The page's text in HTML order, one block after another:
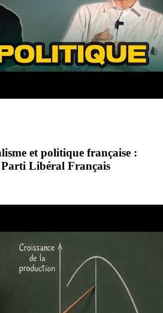
et politique française :
Libéral Français